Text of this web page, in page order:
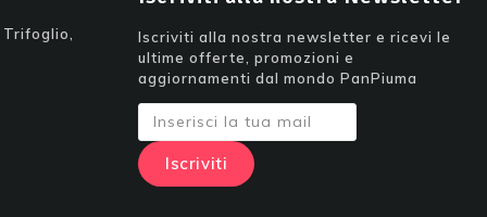
Iscriviti alla nostra newsletter e ricevi le
ultime offerte, promozioni e
aggiornamenti dal mondo PanPiuma